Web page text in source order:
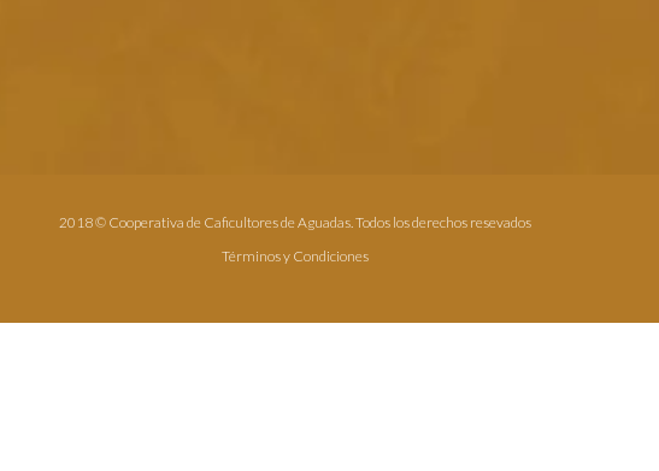
2018 © Cooperativa de Caficultores de Aguadas. Todos los derechos resevados
Términos y Condiciones